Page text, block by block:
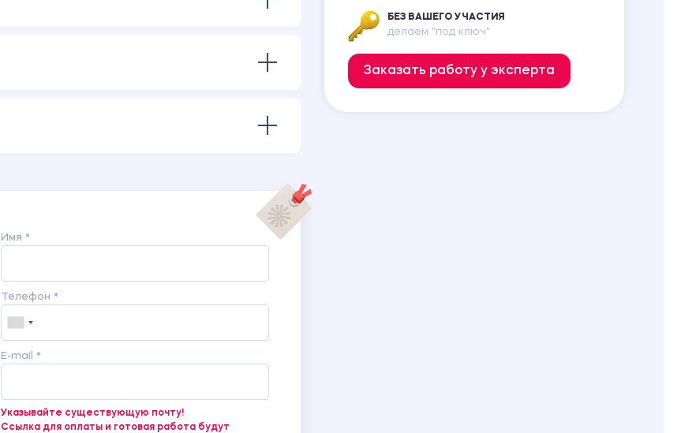
Имя *
Телефон *
E-mail *
Указывайте существующую почту!
Ссылка для оплаты и готовая работа будут
БЕЗ ВАШЕГО УЧАСТИЯ
делаем "под ключ"
Заказать работу у эксперта